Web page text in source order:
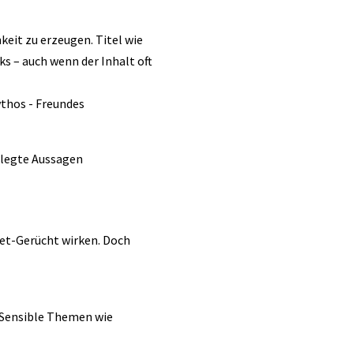
zu erzeugen. Titel wie
– auch wenn der Inhalt oft
Aussagen
Gerücht wirken. Doch
Themen wie